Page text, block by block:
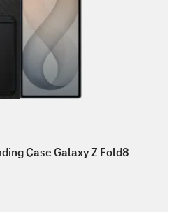
Case Galaxy Z Fold8